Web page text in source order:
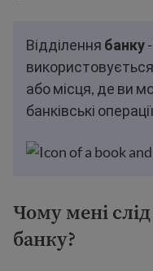
Відділення банку
або місця, де ви
банківські
Чому мені
банку?